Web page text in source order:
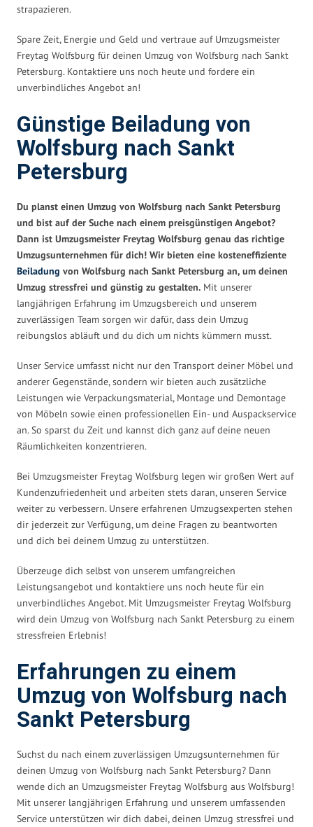
strapazieren.
Spare Zeit, Energie und Geld und vertraue auf Umzugsmeister
Freytag Wolfsburg für deinen Umzug von Wolfsburg nach Sankt
Petersburg. Kontaktiere uns noch heute und fordere ein
unverbindliches Angebot an!
Günstige Beiladung von
Wolfsburg nach Sankt
Petersburg
Du planst einen Umzug von Wolfsburg nach Sankt Petersburg
und bist auf der Suche nach einem preisgünstigen Angebot?
Dann ist Umzugsmeister Freytag Wolfsburg genau das richtige
Umzugsunternehmen für dich! Wir bieten eine kosteneffiziente
Beiladung von Wolfsburg nach Sankt Petersburg an, um deinen
Umzug stressfrei und günstig zu gestalten. Mit unserer
langjährigen Erfahrung im Umzugsbereich und unserem
zuverlässigen Team sorgen wir dafür, dass dein Umzug
reibungslos abläuft und du dich um nichts kümmern musst.
Unser Service umfasst nicht nur den Transport deiner Möbel und
anderer Gegenstände, sondern wir bieten auch zusätzliche
Leistungen wie Verpackungsmaterial, Montage und Demontage
von Möbeln sowie einen professionellen Ein- und Auspackservice
an. So sparst du Zeit und kannst dich ganz auf deine neuen
Räumlichkeiten konzentrieren.
Bei Umzugsmeister Freytag Wolfsburg legen wir großen Wert auf
Kundenzufriedenheit und arbeiten stets daran, unseren Service
weiter zu verbessern. Unsere erfahrenen Umzugsexperten stehen
dir jederzeit zur Verfügung, um deine Fragen zu beantworten
und dich bei deinem Umzug zu unterstützen.
Überzeuge dich selbst von unserem umfangreichen
Leistungsangebot und kontaktiere uns noch heute für ein
unverbindliches Angebot. Mit Umzugsmeister Freytag Wolfsburg
wird dein Umzug von Wolfsburg nach Sankt Petersburg zu einem
stressfreien Erlebnis!
Erfahrungen zu einem
Umzug von Wolfsburg nach
Sankt Petersburg
Suchst du nach einem zuverlässigen Umzugsunternehmen für
deinen Umzug von Wolfsburg nach Sankt Petersburg? Dann
wende dich an Umzugsmeister Freytag Wolfsburg aus Wolfsburg!
Mit unserer langjährigen Erfahrung und unserem umfassenden
Service unterstützen wir dich dabei, deinen Umzug stressfrei und